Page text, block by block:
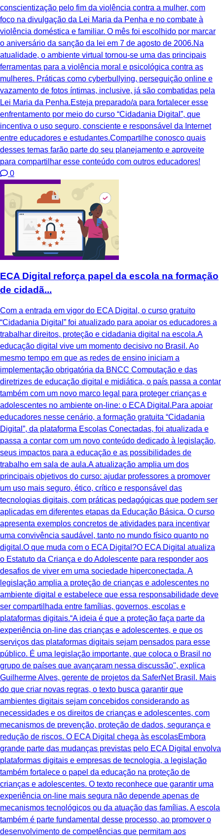
conscientização pelo fim da violência contra a mulher, com
foco na divulgação da Lei Maria da Penha e no combate à
violência doméstica e familiar. O mês foi escolhido por marcar
o aniversário da sanção da lei em 7 de agosto de 2006.Na
atualidade, o ambiente virtual tornou-se uma das principais
ferramentas para a violência moral e psicológica contra as
mulheres. Práticas como cyberbullying, perseguição online e
vazamento de fotos íntimas, inclusive, já são combatidas pela
Lei Maria da Penha.Esteja preparado/a para fortalecer esse
enfrentamento por meio do curso “Cidadania Digital”, que
incentiva o uso seguro, consciente e responsável da Internet
entre educadores e estudantes.Compartilhe conosco quais
desses temas farão parte do seu planejamento e aproveite
para compartilhar esse conteúdo com outros educadores!
0
ECA Digital reforça papel da escola na formação
de cidadã...
Com a entrada em vigor do ECA Digital, o curso gratuito
“Cidadania Digital” foi atualizado para apoiar os educadores a
trabalhar direitos, proteção e cidadania digital na escola.A
educação digital vive um momento decisivo no Brasil. Ao
mesmo tempo em que as redes de ensino iniciam a
implementação obrigatória da BNCC Computação e das
diretrizes de educação digital e midiática, o país passa a contar
também com um novo marco legal para proteger crianças e
adolescentes no ambiente on-line: o ECA Digital.Para apoiar
educadores nesse cenário, a formação gratuita “Cidadania
Digital”, da plataforma Escolas Conectadas, foi atualizada e
passa a contar com um novo conteúdo dedicado à legislação,
seus impactos para a educação e as possibilidades de
trabalho em sala de aula.A atualização amplia um dos
principais objetivos do curso: ajudar professores a promover
um uso mais seguro, ético, crítico e responsável das
tecnologias digitais, com práticas pedagógicas que podem ser
aplicadas em diferentes etapas da Educação Básica. O curso
apresenta exemplos concretos de atividades para incentivar
uma convivência saudável, tanto no mundo físico quanto no
digital.O que muda com o ECA Digital?O ECA Digital atualiza
o Estatuto da Criança e do Adolescente para responder aos
desafios de viver em uma sociedade hiperconectada. A
legislação amplia a proteção de crianças e adolescentes no
ambiente digital e estabelece que essa responsabilidade deve
ser compartilhada entre famílias, governos, escolas e
plataformas digitais.“A ideia é que a proteção faça parte da
experiência on-line das crianças e adolescentes, e que os
serviços das plataformas digitais sejam pensados para esse
público. É uma legislação importante, que coloca o Brasil no
grupo de países que avançaram nessa discussão", explica
Guilherme Alves, gerente de projetos da SaferNet Brasil. Mais
do que criar novas regras, o texto busca garantir que
ambientes digitais sejam concebidos considerando as
necessidades e os direitos de crianças e adolescentes, com
mecanismos de prevenção, proteção de dados, segurança e
redução de riscos. O ECA Digital chega às escolasEmbora
grande parte das mudanças previstas pelo ECA Digital envolva
plataformas digitais e empresas de tecnologia, a legislação
também fortalece o papel da educação na proteção de
crianças e adolescentes. O texto reconhece que garantir uma
experiência on-line mais segura não depende apenas de
mecanismos tecnológicos ou da atuação das famílias. A escola
também é parte fundamental desse processo, ao promover o
desenvolvimento de competências que permitam aos